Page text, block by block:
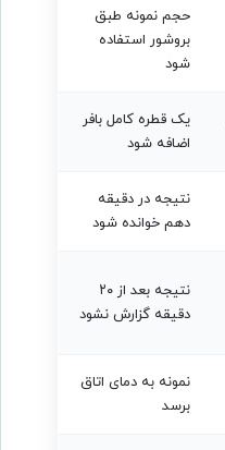
حجم نمونه طبق
بروشور استفاده
شود
یک قطره کامل بافر
اضافه شود
نتیجه در دقیقه
دهم خوانده شود
نتیجه بعد از ۲۰
دقیقه گزارش نشود
نمونه به دمای اتاق
برسد